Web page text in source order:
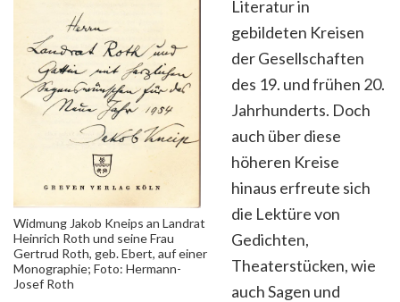
Widmung Jakob Kneips an Landrat
Heinrich Roth und seine Frau
Gertrud Roth, geb. Ebert, auf einer
Monographie; Foto: Hermann-
Josef Roth
Literatur in
gebildeten Kreisen
der Gesellschaften
des 19. und frühen 20.
Jahrhunderts. Doch
auch über diese
höheren Kreise
hinaus erfreute sich
die Lektüre von
Gedichten,
Theaterstücken, wie
auch Sagen und